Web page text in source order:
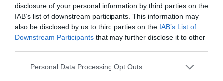
disclosure of your personal information by third parties on the
IAB’s list of downstream participants. This information may
also be disclosed by us to third parties on the IAB’s List of
Downstream Participants that may further disclose it to other
Personal Data Processing Opt Outs
Az elektromos és hibrid modellek iránti kereslet